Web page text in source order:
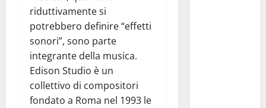
riduttivamente si
potrebbero definire “effetti
sonori”, sono parte
integrante della musica.
Edison Studio è un
collettivo di compositori
fondato a Roma nel 1993 le